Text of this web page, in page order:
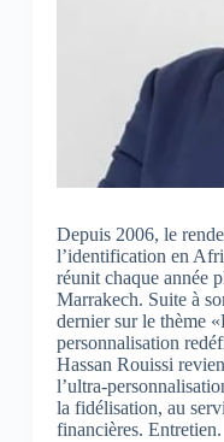
Depuis 2006, le
l’identification en
réunit chaque année
Marrakech. Suite à
dernier sur le thème
personnalisation
Hassan Rouissi
l’ultra-
la fidélisation, au
financières. Entretien.